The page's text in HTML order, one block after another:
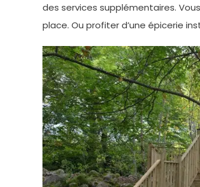
des services supplémentaires.
place. Ou profiter d’une épicerie